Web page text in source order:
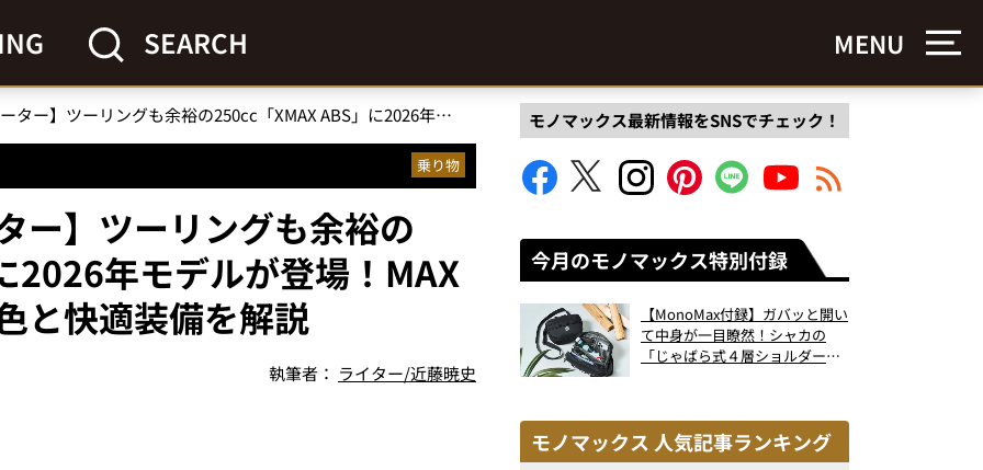
SEARCH MENU
【ヤマハの人気スクーター】ツーリングも余裕の250cc「XMAX ABS」に2026年モデルが登場！MAXシリーズを象徴する新色と快適装備を解説
乗り物
ー】ツーリングも余裕の
2026年モデルが登場！MAX
と快適装備を解説
執筆者： ライター/近藤暁史
モノマックス最新情報をSNSでチェック！
今月のモノマックス特別付録
【MonoMax付録】ガバッと開い
て中身が一目瞭然！シャカの
「じゃばら式４層ショルダーバ
モノマックス 人気記事ランキング